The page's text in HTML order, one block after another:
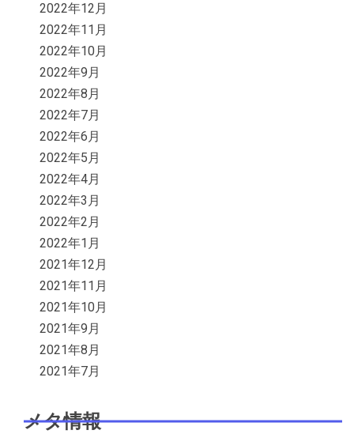
2022年12月
2022年11月
2022年10月
2022年9月
2022年8月
2022年7月
2022年6月
2022年5月
2022年4月
2022年3月
2022年2月
2022年1月
2021年12月
2021年11月
2021年10月
2021年9月
2021年8月
2021年7月
メタ情報